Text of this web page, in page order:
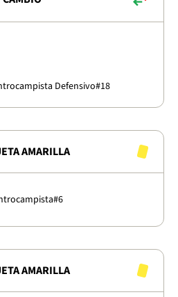
Defensivo#18
AMARILLA
#6
AMARILLA